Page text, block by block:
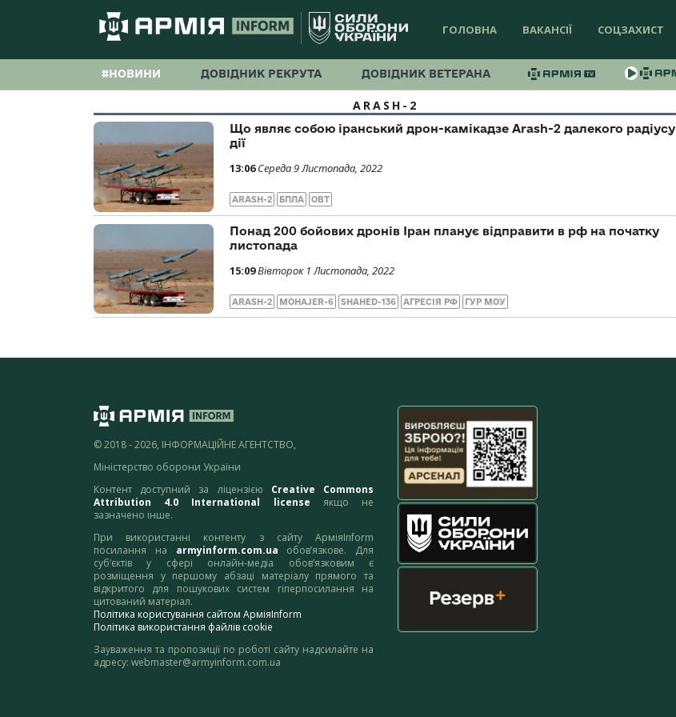
ГОЛОВНА ВАКАНСІЇ СОЦЗАХИСТ
#НОВИНИ ДОВІДНИК РЕКРУТА ДОВІДНИК ВЕТЕРАНА
ARASH-2
Що являє собою іранський дрон-камікадзе Arash-2 далекого радіусу
дії
13:06 Середа 9 Листопада, 2022
ARASH-2 БПЛА ОВТ
Понад 200 бойових дронів Іран планує відправити в рф на початку
листопада
15:09Вівторок 1 Листопада, 2022
ARASH-2 MOHAJER-6 SHAHED-136 АГРЕСІЯ РФ ГУР МОУ
© 2018 - 2026, ІНФОРМАЦІЙНЕ АГЕНТСТВО,
Міністерство оборони України
Контент доступний за ліцензією Creative Commons
Attribution 4.0 International license якщо не
зазначено інше.
При використанні контенту з сайту АрміяInform
посилання на armyinform.com.ua обов’язкове. Для
суб’єктів у сфері онлайн-медіа обов’язковим є
розміщення у першому абзаці матеріалу прямого та
відкритого для пошукових систем гіперпосилання на
цитований матеріал.
Політика користування сайтом АрміяInform
Політика використання файлів cookie
Зауваження та пропозиції по роботі сайту надсилайте на
адресу: webmaster@armyinform.com.ua